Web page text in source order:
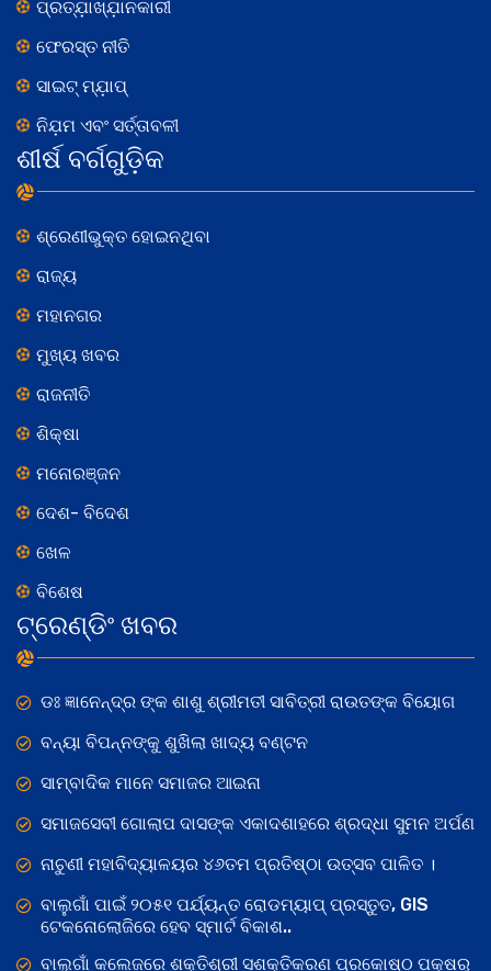
ପ୍ରତ୍ଯ଼ାଖ୍ଯ଼ାନକାରୀ
ଫେରସ୍ତ ନୀତି
ସାଇଟ୍ ମ୍ଯ଼ାପ୍
ନିଯ଼ମ ଏବଂ ସର୍ତ୍ତାବଳୀ
ଶୀର୍ଷ ବର୍ଗଗୁଡ଼ିକ
ଶ୍ରେଣୀଭୁକ୍ତ ହୋଇନଥିବା
ରାଜ୍ୟ
ମହାନଗର
ମୁଖ୍ୟ ଖବର
ରାଜନୀତି
ଶିକ୍ଷା
ମନୋରଞ୍ଜନ
ଦେଶ- ବିଦେଶ
ଖେଳ
ବିଶେଷ
ଟ୍ରେଣ୍ଡିଂ ଖବର
ଡଃ ଜ୍ଞାନେନ୍ଦ୍ର ଙ୍କ ଶାଶୁ ଶ୍ରୀମତୀ ସାବିତ୍ରୀ ରାଉତଙ୍କ ବିୟୋଗ
ବନ୍ୟା ବିପନ୍ନଙ୍କୁ ଶୁଖିଲା ଖାଦ୍ୟ ବଣ୍ଟନ
ସାମ୍ବାଦିକ ମାନେ ସମାଜର ଆଇନା
ସମାଜସେବୀ ଗୋଲାପ ଦାସଙ୍କ ଏକାଦଶାହରେ ଶ୍ରଦ୍ଧା ସୁମନ ଅର୍ପଣ
ନାଚୁଣୀ ମହାବିଦ୍ୟାଳୟର ୪୬ତମ ପ୍ରତିଷ୍ଠା ଉତ୍ସବ ପାଳିତ ।
ବାଲୁଗାଁ ପାଇଁ ୨୦୫୧ ପର୍ଯ୍ୟନ୍ତ ରୋଡମ୍ୟାପ୍ ପ୍ରସ୍ତୁତ, GIS
ଟେକନୋଲୋଜିରେ ହେବ ସ୍ମାର୍ଟ ବିକାଶ..
ବାଲୁଗାଁ କଲେଜରେ ଶକ୍ତିଶ୍ରୀ ସଶକ୍ତିକରଣ ପ୍ରକୋଷ୍ଠ ପକ୍ଷରୁ